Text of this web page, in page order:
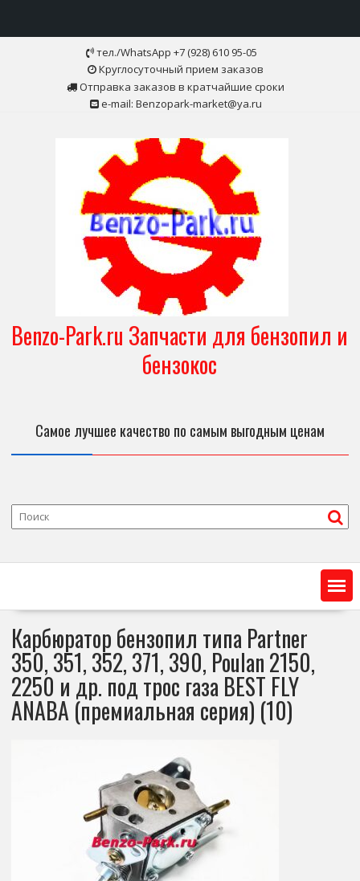
тел./WhatsApp +7 (928) 610 95-05
Круглосуточный прием заказов
Отправка заказов в кратчайшие сроки
e-mail: Benzopark-market@ya.ru
Benzo-Park.ru Запчасти для бензопил и
бензокос
Самое лучшее качество по самым выгодным ценам
Карбюратор бензопил типа Partner
350, 351, 352, 371, 390, Poulan 2150,
2250 и др. под трос газа BEST FLY
ANABA (премиальная серия) (10)